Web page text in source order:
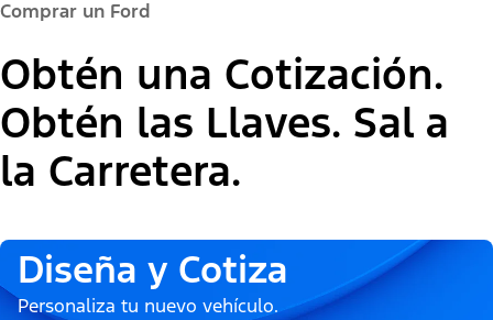
Comprar un Ford
Obtén una Cotización.
Obtén las Llaves. Sal a
la Carretera.
Diseña y Cotiza
Personaliza tu nuevo vehículo.